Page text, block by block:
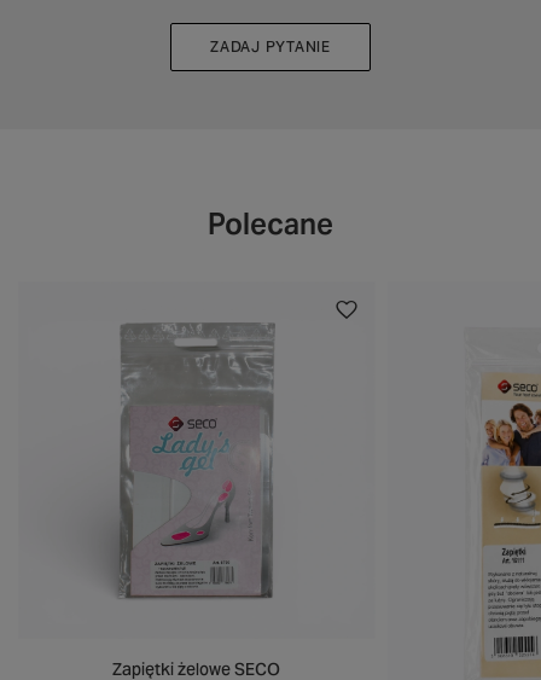
ZADAJ PYTANIE
Polecane
Zapiętki żelowe SECO